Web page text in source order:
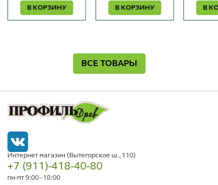
В КОРЗИНУ В КОРЗИНУ В
ВСЕ ТОВАРЫ
Интернет магазин (Вытегорское ш., 110)
+7 (911)-418-40-80
пн-пт 9:00 - 18:00